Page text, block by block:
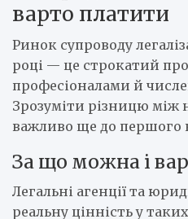
варто платити
Ринок супроводу
році — це строкатий
професіоналами й
Зрозуміти різницю
важливо ще до першого
За що можна і
Легальні агенції та
реальну цінність у